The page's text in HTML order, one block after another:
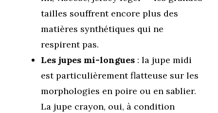
tailles souffrent encore plus des
matières synthétiques qui ne
respirent pas.
Les jupes mi-longues : la jupe midi
est particulièrement flatteuse sur les
morphologies en poire ou en sablier.
La jupe crayon, oui, à condition